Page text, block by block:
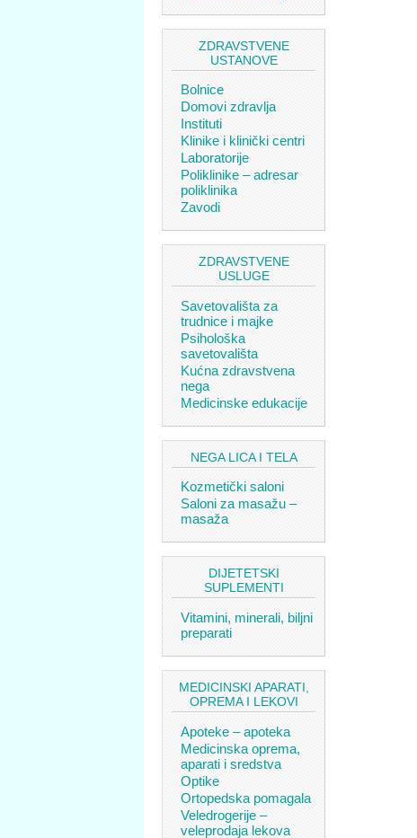
ZDRAVSTVENE
USTANOVE
Bolnice
Domovi zdravlja
Instituti
Klinike i klinički centri
Laboratorije
Poliklinike – adresar
poliklinika
Zavodi
ZDRAVSTVENE
USLUGE
Savetovališta za
trudnice i majke
Psihološka
savetovališta
Kućna zdravstvena
nega
Medicinske edukacije
NEGA LICA I TELA
Kozmetički saloni
Saloni za masažu –
masaža
DIJETETSKI
SUPLEMENTI
Vitamini, minerali, biljni
preparati
MEDICINSKI APARATI,
OPREMA I LEKOVI
Apoteke – apoteka
Medicinska oprema,
aparati i sredstva
Optike
Ortopedska pomagala
Veledrogerije –
veleprodaja lekova